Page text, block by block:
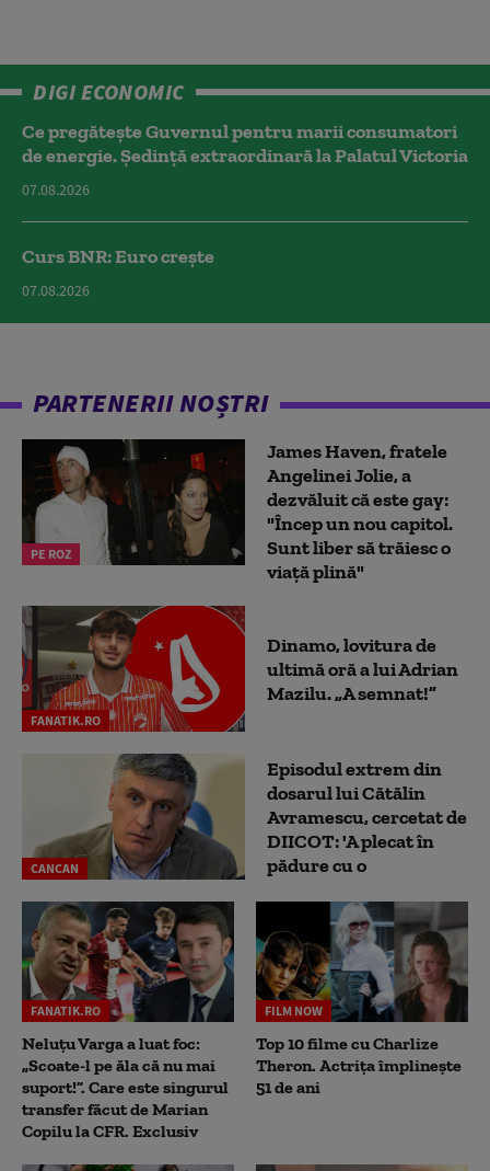
DIGI ECONOMIC
Ce pregătește Guvernul pentru marii consumatori
de energie. Ședință extraordinară la Palatul Victoria
07.08.2026
Curs BNR: Euro crește
07.08.2026
PARTENERII NOȘTRI
PE ROZ
James Haven, fratele
Angelinei Jolie, a
dezvăluit că este gay:
"Încep un nou capitol.
Sunt liber să trăiesc o
viață plină"
FANATIK.RO
Dinamo, lovitura de
ultimă oră a lui Adrian
Mazilu. „A semnat!”
CANCAN
Episodul extrem din
dosarul lui Cătălin
Avramescu, cercetat de
DIICOT: 'A plecat în
pădure cu o
FANATIK.RO
Neluțu Varga a luat foc:
„Scoate-l pe ăla că nu mai
suport!”. Care este singurul
transfer făcut de Marian
Copilu la CFR. Exclusiv
FILM NOW
Top 10 filme cu Charlize
Theron. Actrița împlinește
51 de ani